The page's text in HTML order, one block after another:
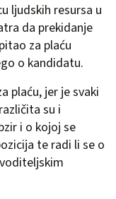
ljudskih resursa u
da prekidanje
za plaću
o kandidatu.
plaću, jer je svaki
su i
i o kojoj se
te radi li se o